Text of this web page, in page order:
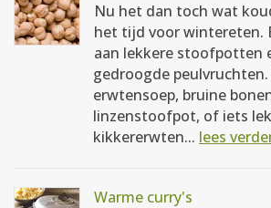
Nu het dan toch wat
het tijd voor wintereten.
aan lekkere stoofpotten
gedroogde
erwtensoep, bruine
linzenstoofpot, of iets
kikkererwten... lees
Warme curry's